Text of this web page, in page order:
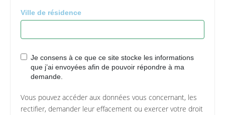
Ville de résidence
Je consens à ce que ce site stocke les informations
que j’ai envoyées afin de pouvoir répondre à ma
demande.
Vous pouvez accéder aux données vous concernant, les
rectifier, demander leur effacement ou exercer votre droit